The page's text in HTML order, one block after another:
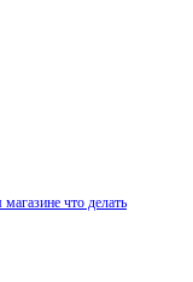
что делать